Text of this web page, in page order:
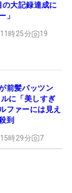
大記録達成に
」
時25分 19
前髪パッツン
に「美しすぎ
ファーには見え
到
時29分 7